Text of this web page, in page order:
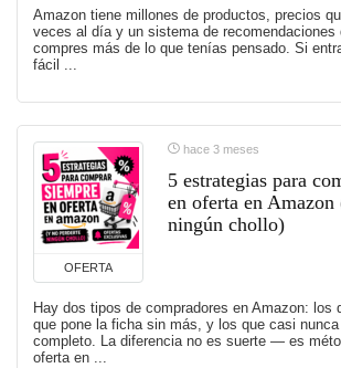
Amazon tiene millones de productos, precios
veces al día y un sistema de recomendaciones
compres más de lo que tenías pensado. Si
fácil ...
OFERTA
hace 3 meses
5 estrategias para
en oferta en
ningún chollo)
Hay dos tipos de compradores en Amazon: los
que pone la ficha sin más, y los que casi
completo. La diferencia no es suerte — es
oferta en ...